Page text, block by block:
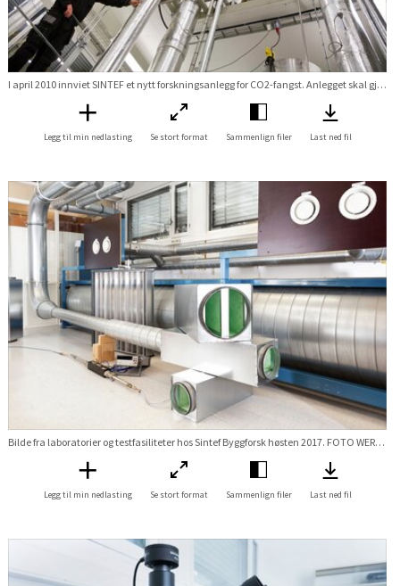
I april 2010 innviet SINTEF et nytt forskningsanlegg for CO2-fangst. Anlegget skal gjøre det billigere å rense avgassene fra gass- og kullkraftverk og prosessindustri for klimagassen CO2. Laboratoriet brukes til forskning på kjemisk rensing av CO2 fra avgasser den fangstmetoden som vil bli brukt i de første fullskalaanleggene i verden for CO2-fang
Legg til min nedlasting Se stort format Sammenlign filer Last ned fil
Bilde fra laboratorier og testfasiliteter hos Sintef Byggforsk høsten 2017. FOTO WERNER JUVIK Stikkord Lab labratorie ventilasjon vvs test prøving Forskningsveien 3B
Legg til min nedlasting Se stort format Sammenlign filer Last ned fil